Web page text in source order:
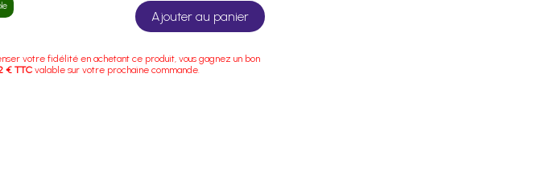
Ajouter au panier
votre fidélité en achetant ce produit, vous gagnez un bon
€ TTC valable sur votre prochaine commande.